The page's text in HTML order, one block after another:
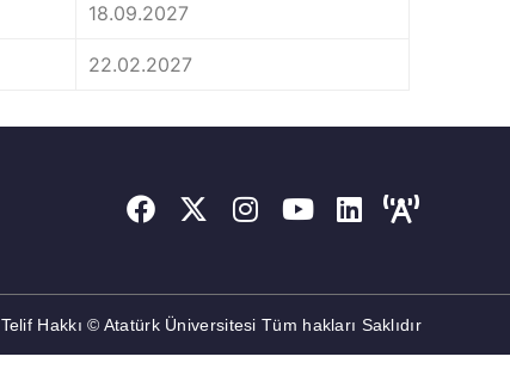
18.09.2027
22.02.2027
Telif Hakkı © Atatürk Üniversitesi Tüm hakları Saklıdır